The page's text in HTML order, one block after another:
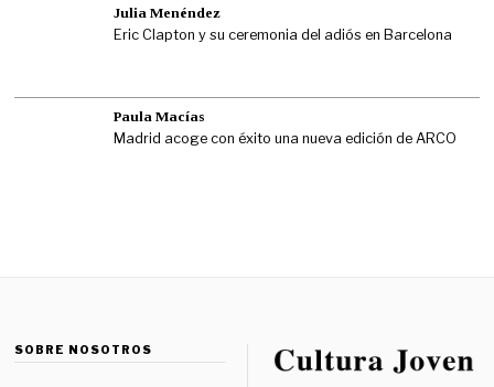
Julia Menéndez
Eric Clapton y su ceremonia del adiós en Barcelona
Paula Macías
Madrid acoge con éxito una nueva edición de ARCO
SOBRE NOSOTROS